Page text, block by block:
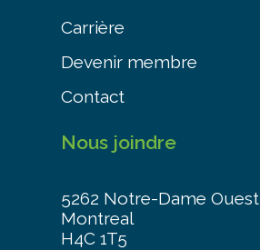
Carrière
Devenir membre
Contact
Nous joindre
5262 Notre-Dame Ouest
Montreal
H4C 1T5